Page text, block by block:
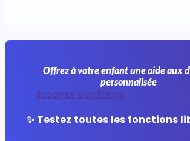
Offrez à votre enfant une aide aux
personnalisée
Essayer Scolibree
✨ Testez toutes les fonctions